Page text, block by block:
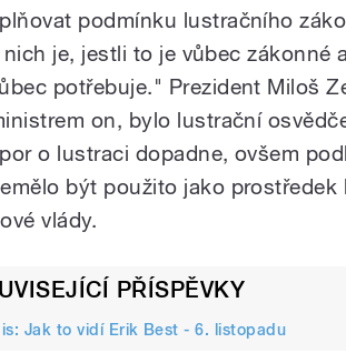
podmínku lustračního
nich je, jestli to je vůbec zákonné
potřebuje." Prezident Miloš
on, bylo lustrační
o lustraci dopadne, ovšem
být použito jako
vlády.
PŘÍSPĚVKY
Jak to vidí Erik Best - 6. listopadu